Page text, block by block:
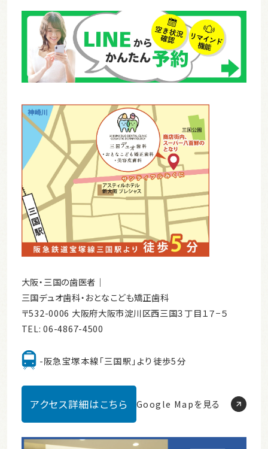
大阪・三国の歯医者｜
三国デュオ歯科・おとなこども矯正歯科
〒532-0006 大阪府大阪市淀川区西三国３丁目１７−５
TEL:06-4867-4500
-阪急宝塚本線「三国駅」より徒歩5分
アクセス詳細はこちら Google Mapを見る